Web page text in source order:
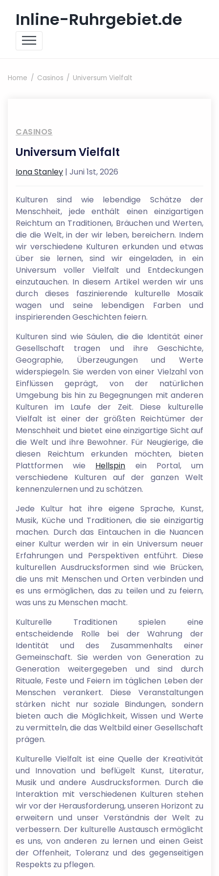
Inline-Ruhrgebiet.de
Home Casinos Universum Vielfalt
CASINOS
Universum Vielfalt
Iona Stanley | Juni 1st, 2026
Kulturen sind wie lebendige Schätze der
Menschheit, jede enthält einen einzigartigen
Reichtum an Traditionen, Bräuchen und Werten,
die die Welt, in der wir leben, bereichern. Indem
wir verschiedene Kulturen erkunden und etwas
über sie lernen, sind wir eingeladen, in ein
Universum voller Vielfalt und Entdeckungen
einzutauchen. In diesem Artikel werden wir uns
durch dieses faszinierende kulturelle Mosaik
wagen und seine lebendigen Farben und
inspirierenden Geschichten feiern.
Kulturen sind wie Säulen, die die Identität einer
Gesellschaft tragen und ihre Geschichte,
Geographie, Überzeugungen und Werte
widerspiegeln. Sie werden von einer Vielzahl von
Einflüssen geprägt, von der natürlichen
Umgebung bis hin zu Begegnungen mit anderen
Kulturen im Laufe der Zeit. Diese kulturelle
Vielfalt ist einer der größten Reichtümer der
Menschheit und bietet eine einzigartige Sicht auf
die Welt und ihre Bewohner. Für Neugierige, die
diesen Reichtum erkunden möchten, bieten
Plattformen wie Hellspin ein Portal, um
verschiedene Kulturen auf der ganzen Welt
kennenzulernen und zu schätzen.
Jede Kultur hat ihre eigene Sprache, Kunst,
Musik, Küche und Traditionen, die sie einzigartig
machen. Durch das Eintauchen in die Nuancen
einer Kultur werden wir in ein Universum neuer
Erfahrungen und Perspektiven entführt. Diese
kulturellen Ausdrucksformen sind wie Brücken,
die uns mit Menschen und Orten verbinden und
es uns ermöglichen, das zu teilen und zu feiern,
was uns zu Menschen macht.
Kulturelle Traditionen spielen eine
entscheidende Rolle bei der Wahrung der
Identität und des Zusammenhalts einer
Gemeinschaft. Sie werden von Generation zu
Generation weitergegeben und sind durch
Rituale, Feste und Feiern im täglichen Leben der
Menschen verankert. Diese Veranstaltungen
stärken nicht nur soziale Bindungen, sondern
bieten auch die Möglichkeit, Wissen und Werte
zu vermitteln, die das Weltbild einer Gesellschaft
prägen.
Kulturelle Vielfalt ist eine Quelle der Kreativität
und Innovation und beflügelt Kunst, Literatur,
Musik und andere Ausdrucksformen. Durch die
Interaktion mit verschiedenen Kulturen stehen
wir vor der Herausforderung, unseren Horizont zu
erweitern und unser Verständnis der Welt zu
verbessern. Der kulturelle Austausch ermöglicht
es uns, von anderen zu lernen und einen Geist
der Offenheit, Toleranz und des gegenseitigen
Respekts zu pflegen.